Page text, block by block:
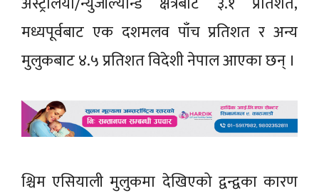
मध्यपूर्वबाट एक दशमलव पाँच प्रतिशत र अन्य
मुलुकबाट ४.५ प्रतिशत विदेशी नेपाल आएका छन् ।
श्चिम एसियाली मुलुकमा देखिएको द्वन्द्वका कारण